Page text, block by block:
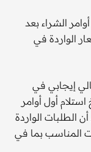
الشراء بعد
الواردة في
إيجابي في
أول أوامر
الطلبات الواردة
المناسب بما في